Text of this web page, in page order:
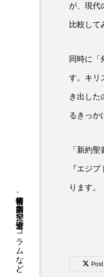
書籍情報、店舗案内、神父や修道士のコラムなど。
が、現代
比較して
同時に「
す。キリ
き出した
るきっか
「新約
『エジ
ります。
Post